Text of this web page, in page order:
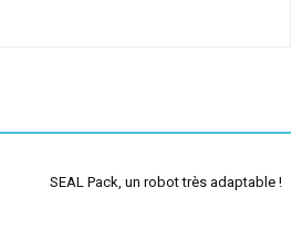
SEAL Pack, un robot très adaptable !